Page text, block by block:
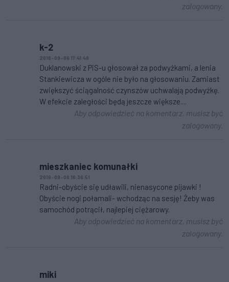
zalogowany.
k-2
2016-09-06 17:41:48
Duklanowski z PiS-u głosował za podwyżkami, a lenia
Stankiewicza w ogóle nie było na głosowaniu. Zamiast
zwiększyć ściągalność czynszów uchwalają podwyżkę.
W efekcie zaległości będą jeszcze większe....
Aby odpowiedzieć na komentarz, musisz być
zalogowany.
mieszkaniec komunałki
2016-09-06 16:36:51
Radni-obyście się udławili, nienasycone pijawki !
Obyście nogi połamali- wchodząc na sesję! Żeby was
samochód potrącił, najlepiej ciężarowy.
Aby odpowiedzieć na komentarz, musisz być
zalogowany.
miki